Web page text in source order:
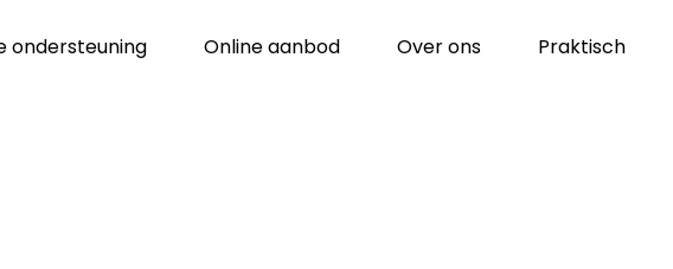
ondersteuning Online aanbod Over ons Praktisch